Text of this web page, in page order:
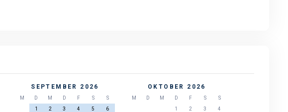
SEPTEMBER 2026
M D M D F S
S
1
2 3 4 5
6
OKTOBER 2026
M D M D F S
S
1
2 3
4